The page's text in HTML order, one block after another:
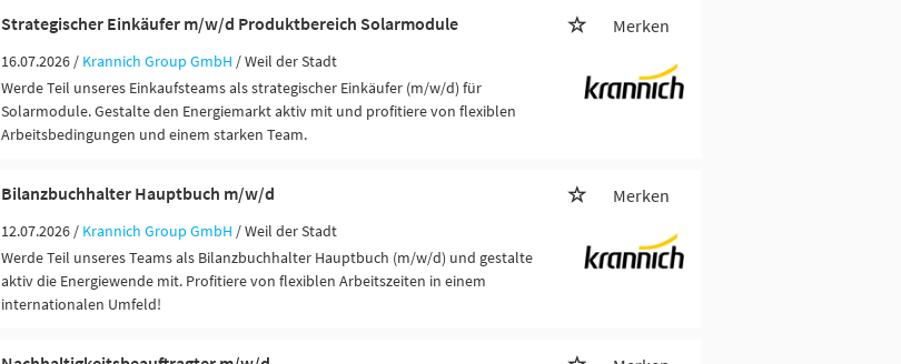
Strategischer Einkäufer m/w/d Produktbereich Solarmodule Merken
16.07.2026 / Krannich Group GmbH / Weil der Stadt
Werde Teil unseres Einkaufsteams als strategischer Einkäufer (m/w/d) für
Solarmodule. Gestalte den Energiemarkt aktiv mit und profitiere von flexiblen
Arbeitsbedingungen und einem starken Team.
Bilanzbuchhalter Hauptbuch m/w/d Merken
12.07.2026 / Krannich Group GmbH / Weil der Stadt
Werde Teil unseres Teams als Bilanzbuchhalter Hauptbuch (m/w/d) und gestalte
aktiv die Energiewende mit. Profitiere von flexiblen Arbeitszeiten in einem
internationalen Umfeld!